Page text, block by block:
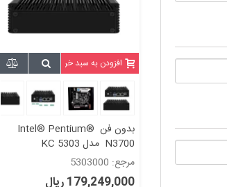
افزودن به سبد خرید
بدون فن Intel® Pentium®
N3700 مدل KC 5303
مرجع: 5303000
179,249,000 ریال